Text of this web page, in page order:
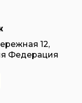
12,
Федерация